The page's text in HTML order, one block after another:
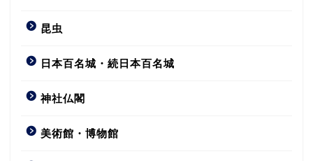
昆虫
日本百名城・続日本百名城
神社仏閣
美術館・博物館